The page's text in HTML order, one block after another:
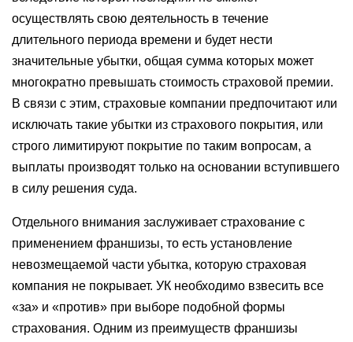
осуществлять свою деятельность в течение
длительного периода времени и будет нести
значительные убытки, общая сумма которых может
многократно превышать стоимость страховой премии.
В связи с этим, страховые компании предпочитают или
исключать такие убытки из страхового покрытия, или
строго лимитируют покрытие по таким вопросам, а
выплаты производят только на основании вступившего
в силу решения суда.
Отдельного внимания заслуживает страхование с
применением франшизы, то есть установление
невозмещаемой части убытка, которую страховая
компания не покрывает. УК необходимо взвесить все
«за» и «против» при выборе подобной формы
страхования. Одним из преимуществ франшизы